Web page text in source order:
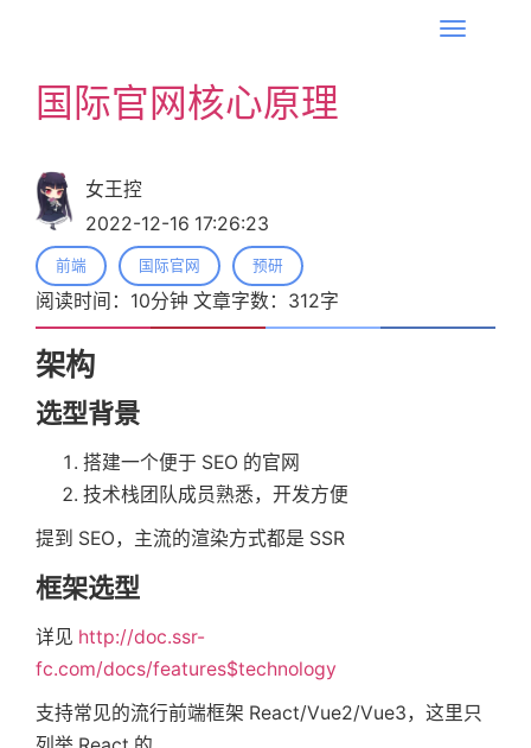
T
i
国际官网核心原理
女王控
2022-12-16 17:26:23
前端 国际官网 预研
阅读时间： 10分钟 文章字数： 312字
架构
选型背景
搭建一个便于 SEO 的官网
技术栈团队成员熟悉，开发方便
提到 SEO，主流的渲染方式都是 SSR
框架选型
详见 http://doc.ssr-
fc.com/docs/features$technology
支持常见的流行前端框架 React/Vue2/Vue3，这里只